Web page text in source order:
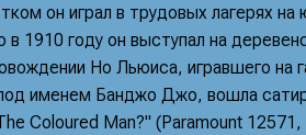
он играл в трудовых лагерях на
1910 году он выступал на
Но Льюиса, игравшего на
именем Банджо Джо, вошла
Coloured Man?" (Paramount